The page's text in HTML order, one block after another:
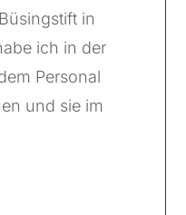
in
ich in der
Personal
und sie im